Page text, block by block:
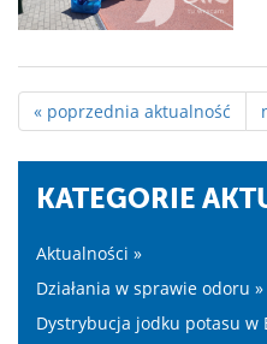
« poprzednia aktualność
KATEGORIE
Aktualności »
Działania w sprawie odoru »
Dystrybucja jodku potasu w